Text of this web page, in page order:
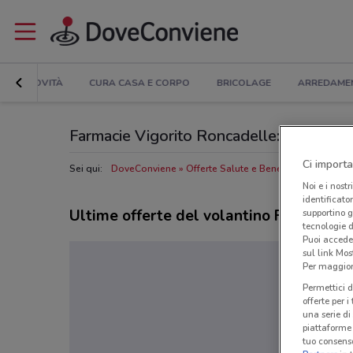
NOVITÀ CURA CASA E CORPO BRICOLAGE
Farmacie Vigorito Roncadelle:
Sei qui: DoveConviene Offerte Salute e Benessere a
Ultime offerte del volantino Farmacie
Ci
Noi e i nostri
supportino
tecnologie
Puoi
sul link
Per
Permettici
offerte per
una serie
piattaforme
tuo